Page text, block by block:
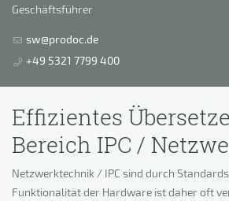
Geschäftsführer
sw@prodoc.de
+49 5321 7799 400
Effizientes
Bereich IPC /
Netzwerktechnik / IPC sind durch
Funktionalität der Hardware ist daher oft